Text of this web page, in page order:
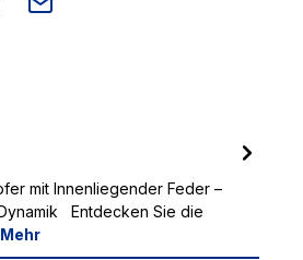
mit Innenliegender Feder –
Entdecken Sie die
Mehr